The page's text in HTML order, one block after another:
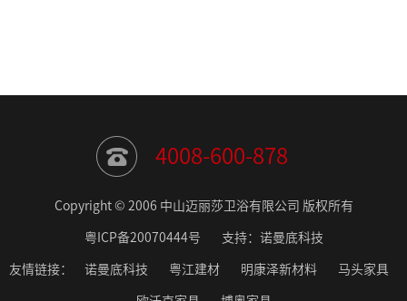
4008-600-878
Copyright © 2006 中山迈丽莎卫浴有限公司 版权所有
粤ICP备20070444号 支持：诺曼底科技
友情链接： 诺曼底科技 粤江建材 明康泽新材料 马头家具